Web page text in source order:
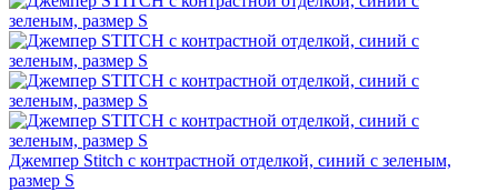
Джемпер Stitch с контрастной отделкой, синий с зеленым,
размер S